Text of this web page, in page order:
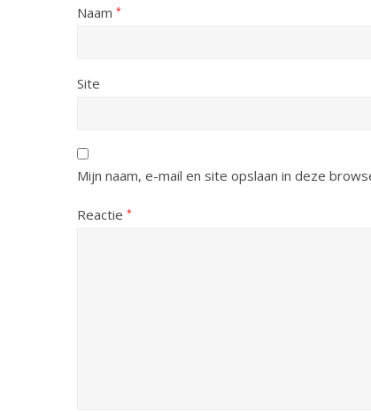
Naam *
Site
Mijn naam, e-mail en site opslaan in deze
Reactie *